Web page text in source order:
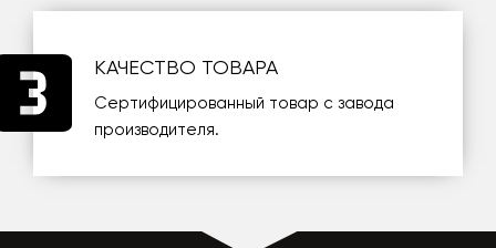
КАЧЕСТВО ТОВАРА
Сертифицированный товар с завода
производителя.